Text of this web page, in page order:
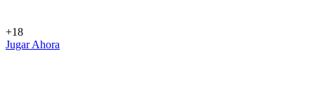
+18
Jugar Ahora